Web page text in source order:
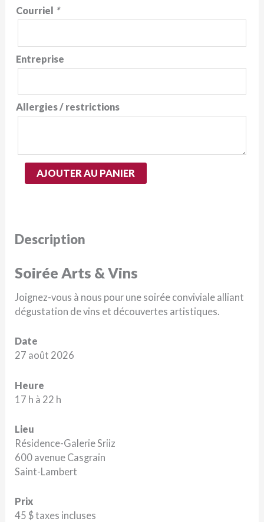
Courriel *
Entreprise
Allergies / restrictions
quantité
de
Arts
Vins
2026
AJOUTER AU PANIER
Description
Soirée Arts & Vins
Joignez-vous à nous pour une soirée conviviale alliant
dégustation de vins et découvertes artistiques.
Date
27 août 2026
Heure
17 h à 22 h
Lieu
Résidence-Galerie Sriiz
600 avenue Casgrain
Saint-Lambert
Prix
45 $ taxes incluses